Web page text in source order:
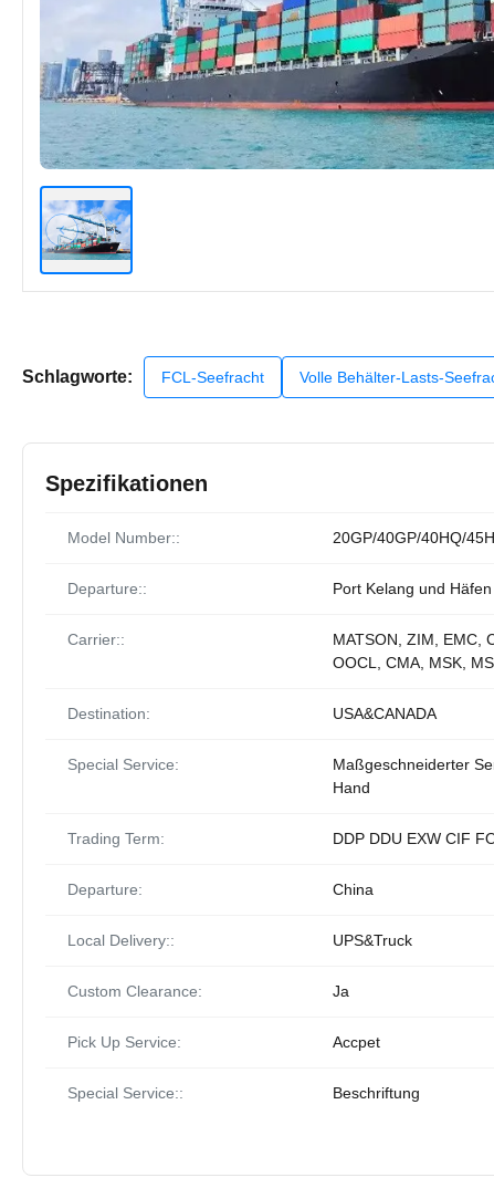
Schlagworte: FCL-Seefracht Volle Behälter-Lasts-
Spezifikationen
Model Number:: 20GP/40GP/40HQ/
Departure:: Port Kelang und
Carrier::
MATSON, ZIM, EMC,
OOCL, CMA, MSK,
Destination: USA&CANADA
Special Service:
Maßgeschneiderter
Hand
Trading Term: DDP DDU EXW CIF
Departure: China
Local Delivery:: UPS&Truck
Custom Clearance: Ja
Pick Up Service: Accpet
Special Service:: Beschriftung